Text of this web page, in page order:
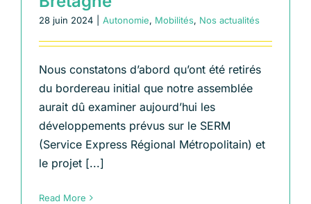
28 juin 2024 Autonomie, Mobilités, Nos actualités
Nous constatons d’abord qu’ont été retirés
du bordereau initial que notre assemblée
aurait dû examiner aujourd’hui les
développements prévus sur le SERM
(Service Express Régional Métropolitain) et
le projet [...]
Read More